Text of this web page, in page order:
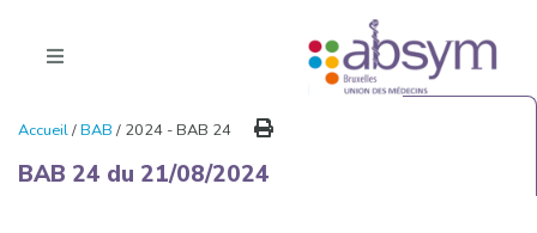
Accueil/BAB / 2024 - BAB 24
BAB 24 du 21/08/2024